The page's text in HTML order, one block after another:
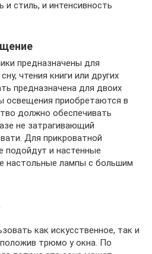
стиль, и интенсивность
предназначены для
чтения книги или других
предназначена для двоих
освещения приобретаются в
должно обеспечивать
не затрагивающий
Для прикроватной
подойдут и настенные
настольные лампы с большим
как искусственное, так и
трюмо у окна. По